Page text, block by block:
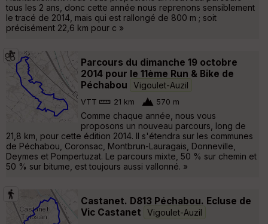
tous les 2 ans, donc cette année nous reprenons sensiblement
le tracé de 2014, mais qui est rallongé de 800 m ; soit
précisément 22,6 km pour c »
Parcours du dimanche 19 octobre
2014 pour le 11ème Run & Bike de
Péchabou
Vigoulet-Auzil
VTT 21 km 570 m
Comme chaque année, nous vous
proposons un nouveau parcours, long de
21,8 km, pour cette édition 2014. Il s'étendra sur les communes
de Péchabou, Coronsac, Montbrun-Lauragais, Donneville,
Deymes et Pompertuzat. Le parcours mixte, 50 % sur chemin et
50 % sur bitume, est toujours aussi vallonné. »
Castanet. D813 Péchabou. Ecluse de
Vic Castanet
Vigoulet-Auzil